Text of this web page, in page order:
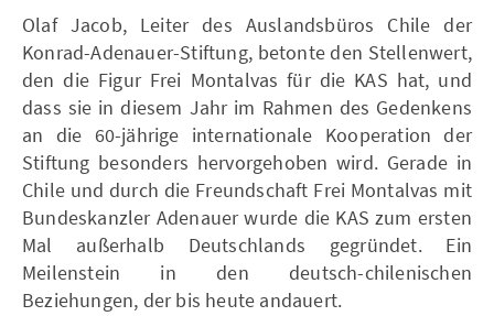
Olaf Jacob, Leiter des Auslandsbüros Chile der
Konrad-Adenauer-Stiftung, betonte den Stellenwert,
den die Figur Frei Montalvas für die KAS hat, und
dass sie in diesem Jahr im Rahmen des Gedenkens
an die 60-jährige internationale Kooperation der
Stiftung besonders hervorgehoben wird. Gerade in
Chile und durch die Freundschaft Frei Montalvas mit
Bundeskanzler Adenauer wurde die KAS zum ersten
Mal außerhalb Deutschlands gegründet. Ein
Meilenstein in den deutsch-chilenischen
Beziehungen, der bis heute andauert.